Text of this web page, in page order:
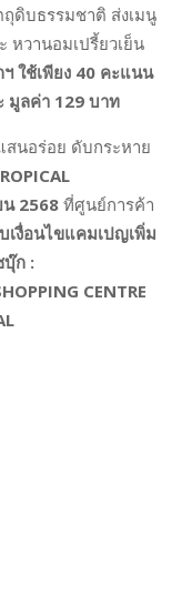
ดิบธรรมชาติ ส่งเมนู
หวานอมเปรี้ยวเย็น
ใช้เพียง 40 คะแนน
มูลค่า 129 บาท
นอร่อย ดับกระหาย
น 2568 ที่ศูนย์การค้า
เงื่อนไขแคมเปญเพิ่ม
บุ๊ก :
CENTRE